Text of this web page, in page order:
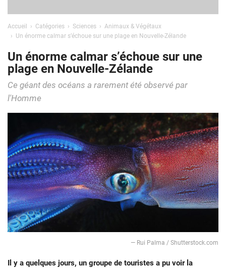
Accueil Catégories Sciences
Animaux & Végétaux
Un énorme calmar s’échoue sur une plage en Nouvelle-Zélande
Un énorme calmar s’échoue sur une
plage en Nouvelle-Zélande
Ce géant des océans a rarement été observé par
l'Homme
― Rui Palma / Shutterstock.com
Il y a quelques jours, un groupe de touristes a pu voir la